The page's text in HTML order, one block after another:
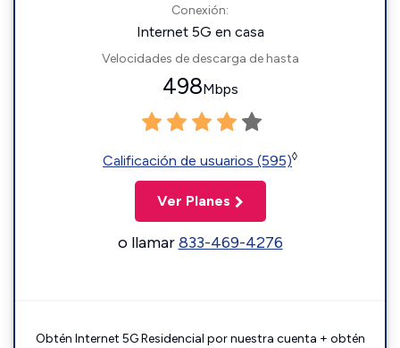
Conexión:
Internet 5G en casa
Velocidades de descarga de hasta
498Mbps
Calificación de usuarios (595)◊
Ver Planes
o llamar833-469-4276
Obtén Internet 5G Residencial por nuestra cuenta + obtén